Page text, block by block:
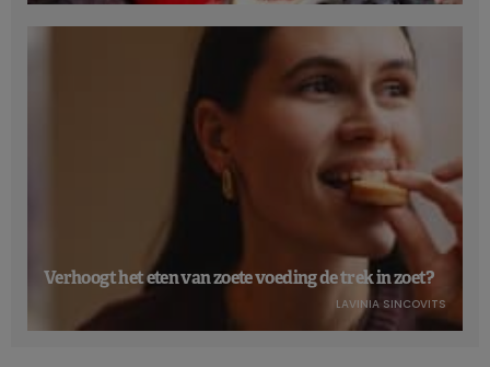
Verhoogt het eten van zoete voeding de trek in zoet?
LAVINIA SINCOVITS